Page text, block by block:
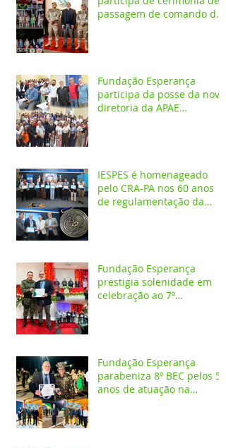
passagem de comando do
Fundação Esperança
participa da posse da nova
diretoria da APAE
IESPES é homenageado
pelo CRA-PA nos 60 anos
de regulamentação da
Fundação Esperança
prestigia solenidade em
celebração ao 7º
Fundação Esperança
parabeniza 8º BEC pelos 55
anos de atuação na